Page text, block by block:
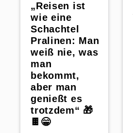
„Reisen ist
wie eine
Schachtel
Pralinen: Man
weiß nie, was
man
bekommt,
aber man
genießt es
trotzdem“ 🎁
🍫😁